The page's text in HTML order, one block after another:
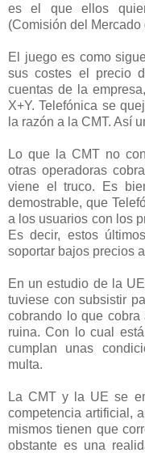
es el que ellos
(Comisión del
El juego es como
sus costes el precio
cuentas de la
X+Y. Telefónica se
la razón a la CMT. Así
Lo que la CMT no
otras operadoras
viene el truco. Es
demostrable, que
a los usuarios con los
Es decir, estos
soportar bajos precios
En un estudio de la
tuviese con subsistir
cobrando lo que
ruina. Con lo cual
cumplan unas
multa.
La CMT y la UE se
competencia artificial,
mismos tienen que
obstante es una